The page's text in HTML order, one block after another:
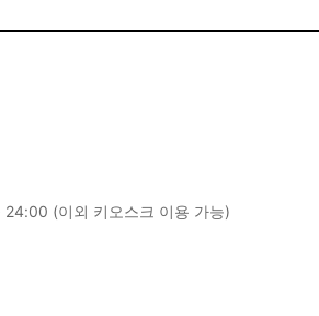
(이외 키오스크 이용 가능)